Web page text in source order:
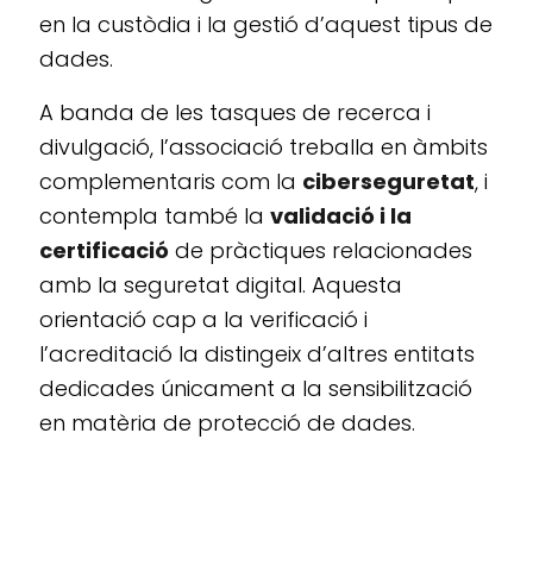
en la custòdia i la gestió d’aquest tipus de
dades.
A banda de les tasques de recerca i
divulgació, l’associació treballa en àmbits
complementaris com la ciberseguretat, i
contempla també la validació i la
certificació de pràctiques relacionades
amb la seguretat digital. Aquesta
orientació cap a la verificació i
l’acreditació la distingeix d’altres entitats
dedicades únicament a la sensibilització
en matèria de protecció de dades.